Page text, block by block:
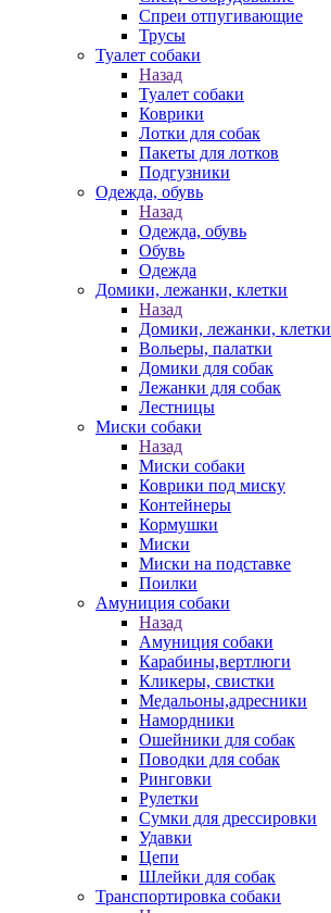
Спреи отпугивающие
Трусы
Туалет собаки
Назад
Туалет собаки
Коврики
Лотки для собак
Пакеты для лотков
Подгузники
Одежда, обувь
Назад
Одежда, обувь
Обувь
Одежда
Домики, лежанки, клетки
Назад
Домики, лежанки, клетки
Вольеры, палатки
Домики для собак
Лежанки для собак
Лестницы
Миски собаки
Назад
Миски собаки
Коврики под миску
Контейнеры
Кормушки
Миски
Миски на подставке
Поилки
Амуниция собаки
Назад
Амуниция собаки
Карабины,вертлюги
Кликеры, свистки
Медальоны,адресники
Намордники
Ошейники для собак
Поводки для собак
Ринговки
Рулетки
Сумки для дрессировки
Удавки
Цепи
Шлейки для собак
Транспортировка собаки